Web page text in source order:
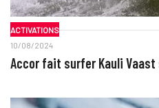
ACTIVATIONS
10/08/2024
Accor fait surfer Kauli Vaast